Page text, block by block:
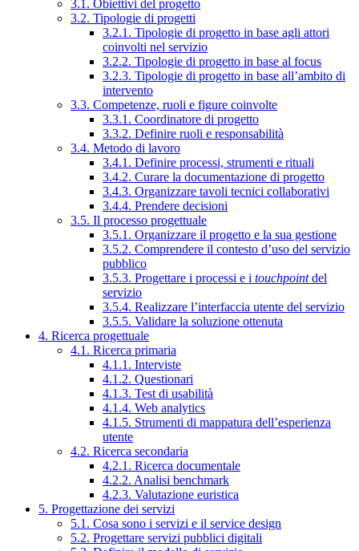
3.1. Obiettivi del progetto
3.2. Tipologie di progetti
3.2.1. Tipologie di progetto in base agli attori
coinvolti nel servizio
3.2.2. Tipologie di progetto in base al focus
3.2.3. Tipologie di progetto in base all’ambito di
intervento
3.3. Competenze, ruoli e figure coinvolte
3.3.1. Coordinatore di progetto
3.3.2. Definire ruoli e responsabilità
3.4. Metodo di lavoro
3.4.1. Definire processi, strumenti e rituali
3.4.2. Curare la documentazione di progetto
3.4.3. Organizzare tavoli tecnici collaborativi
3.4.4. Prendere decisioni
3.5. Il processo progettuale
3.5.1. Organizzare il progetto e la sua gestione
3.5.2. Comprendere il contesto d’uso del servizio
pubblico
3.5.3. Progettare i processi e i touchpointdel
servizio
3.5.4. Realizzare l’interfaccia utente del servizio
3.5.5. Validare la soluzione ottenuta
4. Ricerca progettuale
4.1. Ricerca primaria
4.1.1. Interviste
4.1.2. Questionari
4.1.3. Test di usabilità
4.1.4. Web analytics
4.1.5. Strumenti di mappatura dell’esperienza
utente
4.2. Ricerca secondaria
4.2.1. Ricerca documentale
4.2.2. Analisi benchmark
4.2.3. Valutazione euristica
5. Progettazione dei servizi
5.1. Cosa sono i servizi e il service design
5.2. Progettare servizi pubblici digitali